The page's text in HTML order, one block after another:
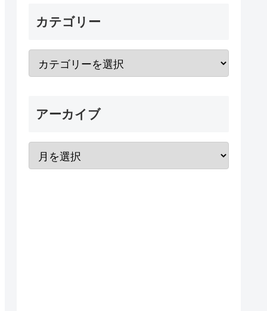
カテゴリー
アーカイブ